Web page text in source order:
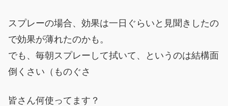
スプレーの場合、効果は一日ぐらいと見聞きしたの
で効果が薄れたのかも。
でも、毎朝スプレーして拭いて、というのは結構面
倒くさい（ものぐさ
皆さん何使ってます？